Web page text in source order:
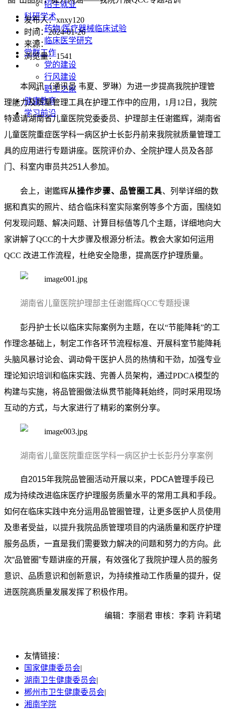
招生就业
科研学术
药物/医疗器械临床试验
临床医学研究
党群工作
党的建设
行风建设
职工之家
健康教育
学习前沿
发布人：xnxy120
时间：2024-01-26
来源：
浏览量：1541
本网讯（通讯员 韦夏、罗琳）为进一步提高我院护理管
理能力及质量管理工具在护理工作中的应用， 1 月 12 日，我院
特邀请湖南省儿童医院党委委员、护理部主任谢鑑辉，湖南省
儿童医院重症医学科一病区护士长彭丹前来我院就质量管理工
具的应用进行专题讲座。医院评价办、全院护理人员及各部
门、科室内审员共251人参加。
会上，谢鑑辉从操作步骤、品管圈工具、列举详细的数
据和真实的照片、结合临床科室实际案例等多个方面，围绕如
何发现问题、解决问题、计算目标值等几个主题，详细地向大
家讲解了QCC的十大步骤及根源分析法。教会大家如何运用
QCC 改进工作流程，杜绝安全隐患，提高医疗护理质量。
湖南省儿童医院护理部主任谢鑑辉QCC专题授课
彭丹护士长以临床实际案例为主题，在以“节能降耗”的工
作理念基础上，制定工作各环节流程标准、开展科室节能降耗
头脑风暴讨论会、调动骨干医护人员的热情和干劲，加强专业
理论知识培训和临床实践、完善人员架构，通过PDCA模型的
构建与实施，将品管圈做法纵贯节能降耗始终，同时采用现场
互动的方式，与大家进行了精彩的案例分享。
湖南省儿童医院重症医学科一病区护士长彭丹分享案例
自2015年我院品管圈活动开展以来，PDCA管理手段已
成为持续改进临床医疗护理服务质量水平的常用工具和手段。
如何在临床实践中充分运用品管圈管理，让更多医护人员使用
及患者受益，以提升我院品质管理项目的内涵质量和医疗护理
服务品质，一直是我们需要致力解决的问题和努力的方向。此
次“品管圈”专题讲座的开展，有效强化了我院护理人员的服务
意识、品质意识和创新意识，为持续推动工作质量的提升，促
进医院高质量发展发挥了积极作用。
编辑：李丽君 审核：李莉 许莉珺
友情链接：
国家健康委员会|
湖南卫生健康委员会|
郴州市卫生健康委员会|
湘南学院